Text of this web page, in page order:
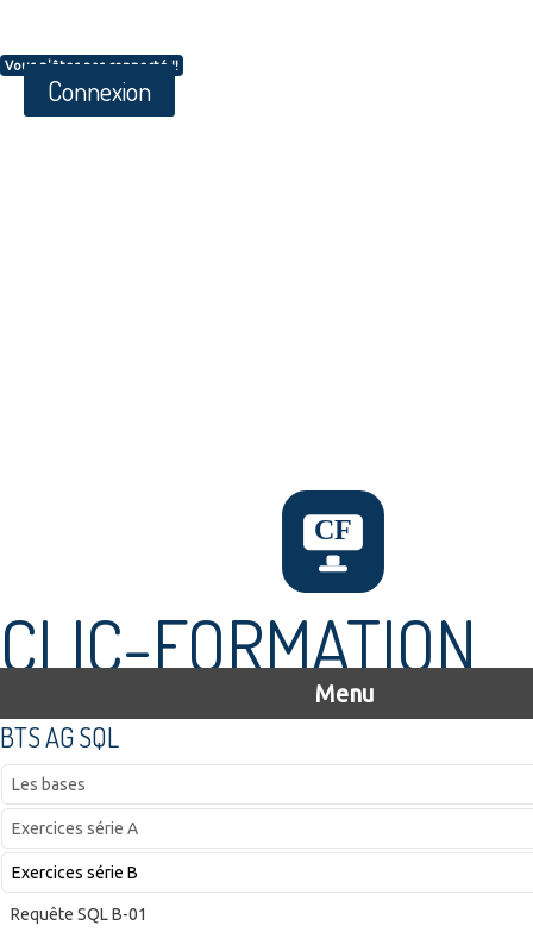
Vous n'êtes pas connecté !!
Connexion
CLIC-FORMATION
Menu
BTS AG SQL
Les bases
Exercices série A
Exercices série B
Requête SQL B-01